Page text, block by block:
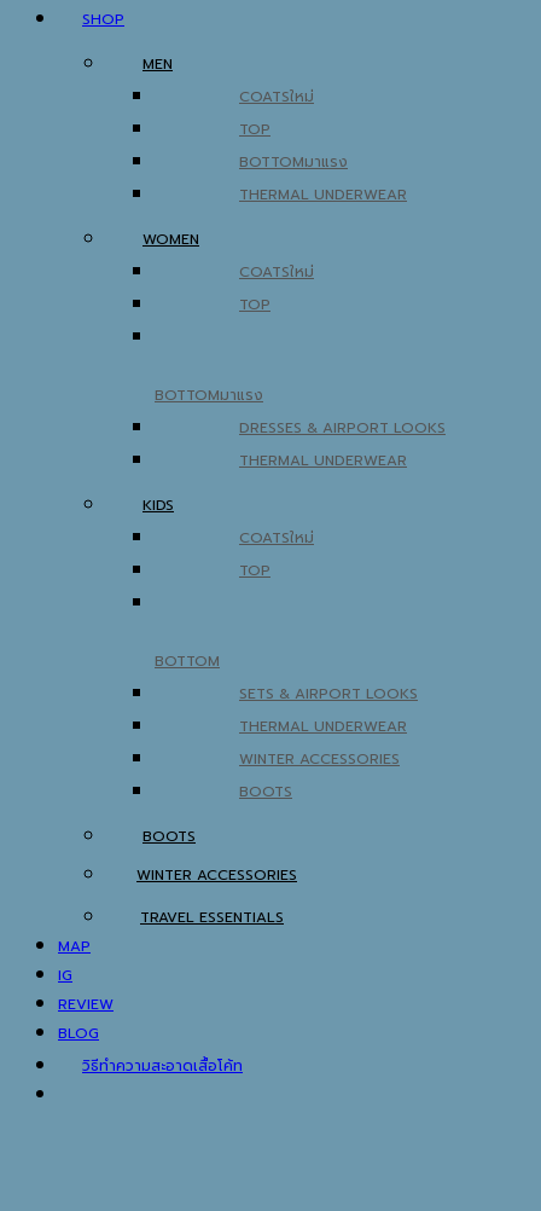
SHOP
MEN
COATS
TOP
BOTTOM
THERMAL UNDERWEAR
WOMEN
COATS
TOP
BOTTOM
DRESSES & AIRPORT LOOKS
THERMAL UNDERWEAR
KIDS
COATS
TOP
BOTTOM
SETS & AIRPORT LOOKS
THERMAL UNDERWEAR
WINTER ACCESSORIES
BOOTS
BOOTS
WINTER ACCESSORIES
TRAVEL ESSENTIALS
MAP
IG
REVIEW
BLOG
วิธีทำความสะอาดเสื้อโค้ท